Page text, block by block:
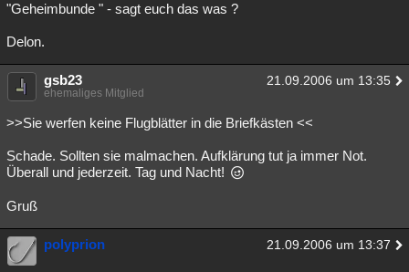
"Geheimbunde " - sagt euch das was ?
Delon.
gsb23 21.09.2006 um 13:35
ehemaliges Mitglied
>>Sie werfen keine Flugblätter in die Briefkästen <<
Schade. Sollten sie malmachen. Aufklärung tut ja immer Not.
Überall und jederzeit. Tag und Nacht!
Gruß
polyprion 21.09.2006 um 13:37